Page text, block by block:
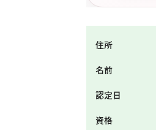
住所
名前
認定日
資格